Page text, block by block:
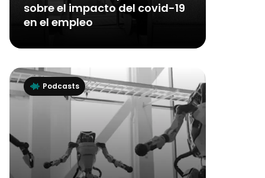
sobre el impacto del covid-19
en el empleo
Podcasts